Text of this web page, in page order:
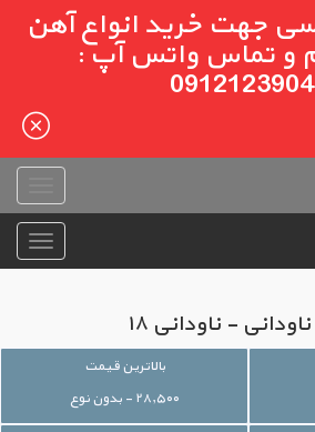
جهت خرید انواع آهن
و تماس واتس آپ :
- ناودانی ۱۸
بالاترین قیمت
۲۸,۵۰۰ - بدون نوع